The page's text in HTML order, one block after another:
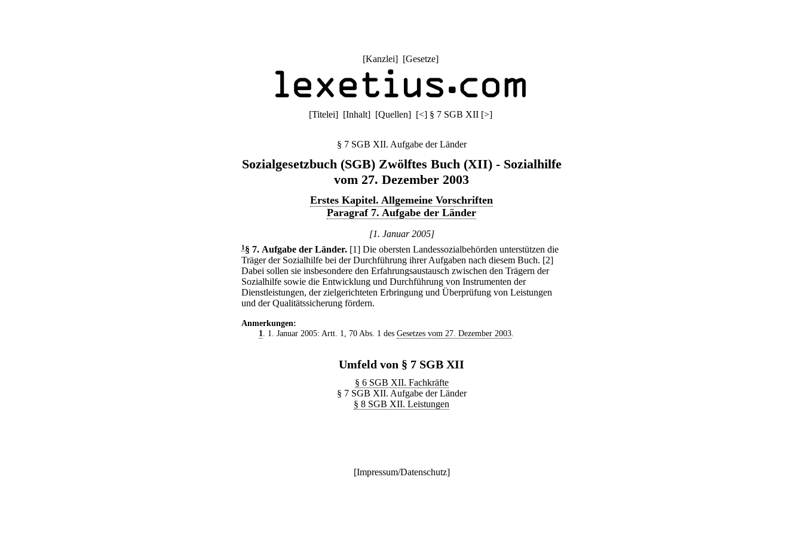
[Kanzlei] [Gesetze]
[Titelei] [Inhalt] [Quellen] [<] § 7 SGB XII [>]
§ 7 SGB XII. Aufgabe der Länder
Sozialgesetzbuch (SGB) Zwölftes Buch (XII) - Sozialhilfe
vom 27. Dezember 2003
Erstes Kapitel. Allgemeine Vorschriften
Paragraf 7. Aufgabe der Länder
[1. Januar 2005]
1 § 7. Aufgabe der Länder. [1] Die obersten Landessozialbehörden unterstützen die
Träger der Sozialhilfe bei der Durchführung ihrer Aufgaben nach diesem Buch. [2]
Dabei sollen sie insbesondere den Erfahrungsaustausch zwischen den Trägern der
Sozialhilfe sowie die Entwicklung und Durchführung von Instrumenten der
Dienstleistungen, der zielgerichteten Erbringung und Überprüfung von Leistungen
und der Qualitätssicherung fördern.
Anmerkungen:
1
. 1. Januar 2005: Artt. 1, 70 Abs. 1 des Gesetzes vom 27. Dezember 2003.
Umfeld von § 7 SGB XII
§ 6 SGB XII. Fachkräfte
§ 7 SGB XII. Aufgabe der Länder
§ 8 SGB XII. Leistungen
[Impressum/Datenschutz]